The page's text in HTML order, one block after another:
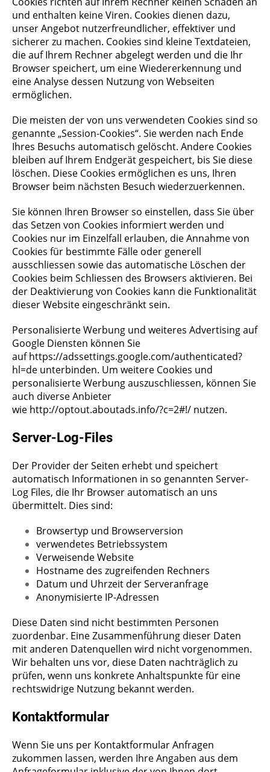
und enthalten keine Viren. Cookies dienen dazu,
unser Angebot nutzerfreundlicher, effektiver und
sicherer zu machen. Cookies sind kleine Textdateien,
die auf Ihrem Rechner abgelegt werden und die Ihr
Browser speichert, um eine Wiedererkennung und
eine Analyse dessen Nutzung von Webseiten
ermöglichen.
Die meisten der von uns verwendeten Cookies sind so
genannte „Session-Cookies“. Sie werden nach Ende
Ihres Besuchs automatisch gelöscht. Andere Cookies
bleiben auf Ihrem Endgerät gespeichert, bis Sie diese
löschen. Diese Cookies ermöglichen es uns, Ihren
Browser beim nächsten Besuch wiederzuerkennen.
Sie können Ihren Browser so einstellen, dass Sie über
das Setzen von Cookies informiert werden und
Cookies nur im Einzelfall erlauben, die Annahme von
Cookies für bestimmte Fälle oder generell
ausschliessen sowie das automatische Löschen der
Cookies beim Schliessen des Browsers aktivieren. Bei
der Deaktivierung von Cookies kann die Funktionalität
dieser Website eingeschränkt sein.
Personalisierte Werbung und weiteres Advertising auf
Google Diensten können Sie
aufhttps://adssettings.google.com/authenticated?
hl=de unterbinden. Um weitere Cookies und
personalisierte Werbung auszuschliessen, können Sie
auch diverse Anbieter
wie http://optout.aboutads.info/?c=2#!/ nutzen.
Server-Log-Files
Der Provider der Seiten erhebt und speichert
automatisch Informationen in so genannten Server-
Log Files, die Ihr Browser automatisch an uns
übermittelt. Dies sind:
Browsertyp und Browserversion
verwendetes Betriebssystem
Verweisende Website
Hostname des zugreifenden Rechners
Datum und Uhrzeit der Serveranfrage
Anonymisierte IP-Adressen
Diese Daten sind nicht bestimmten Personen
zuordenbar. Eine Zusammenführung dieser Daten
mit anderen Datenquellen wird nicht vorgenommen.
Wir behalten uns vor, diese Daten nachträglich zu
prüfen, wenn uns konkrete Anhaltspunkte für eine
rechtswidrige Nutzung bekannt werden.
Kontaktformular
Wenn Sie uns per Kontaktformular Anfragen
zukommen lassen, werden Ihre Angaben aus dem